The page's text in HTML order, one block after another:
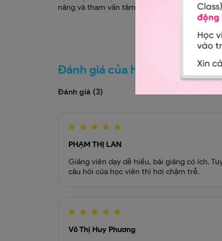
năng và tham vấn tâm lý.
Đánh giá của học viên
Đánh giá (3)
PHẠM THỊ LAN
Giảng viên dạy dễ hiểu, bài giảng có ích.
câu hỏi của học viên thì hơi chậm trễ.
Võ Thị Huy Phương